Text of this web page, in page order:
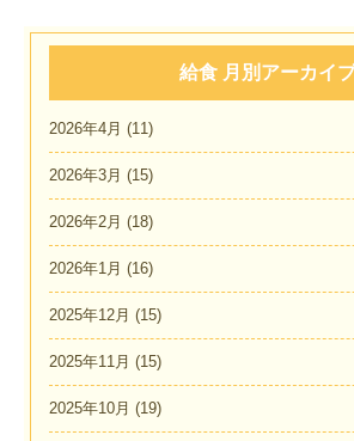
給食 月別アーカイ
2026年4月 (11)
2026年3月 (15)
2026年2月 (18)
2026年1月 (16)
2025年12月 (15)
2025年11月 (15)
2025年10月 (19)